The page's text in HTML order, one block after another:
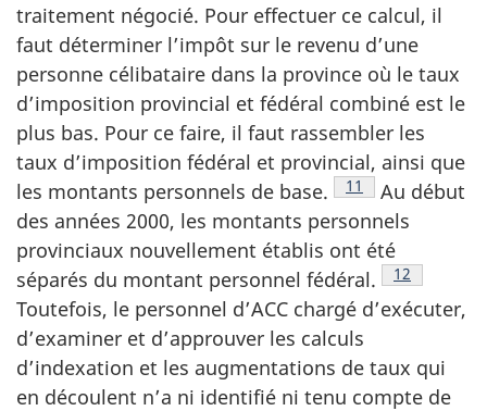
traitement négocié. Pour effectuer ce calcul, il
faut déterminer l’impôt sur le revenu d’une
personne célibataire dans la province où le taux
d’imposition provincial et fédéral combiné est le
plus bas. Pour ce faire, il faut rassembler les
taux d’imposition fédéral et provincial, ainsi que
les montants personnels de base.
Voir la note en bas
11
Au début
des années 2000, les montants personnels
provinciaux nouvellement établis ont été
séparés du montant personnel fédéral.
Voir la note
12
Toutefois, le personnel d’ACC chargé d’exécuter,
d’examiner et d’approuver les calculs
d’indexation et les augmentations de taux qui
en découlent n’a ni identifié ni tenu compte de